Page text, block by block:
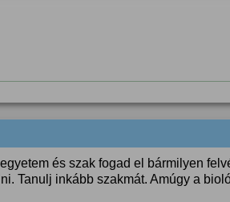
és szak fogad el bármilyen
Tanulj inkább szakmát. Amúgy a